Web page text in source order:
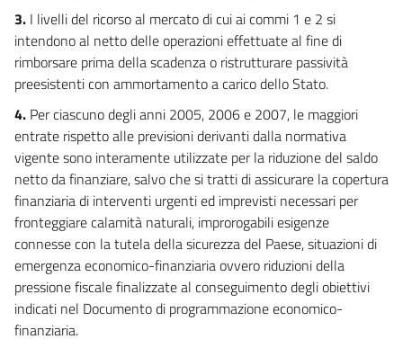
3. I livelli del ricorso al mercato di cui ai commi 1 e 2 si
intendono al netto delle operazioni effettuate al fine di
rimborsare prima della scadenza o ristrutturare passività
preesistenti con ammortamento a carico dello Stato.
4. Per ciascuno degli anni 2005, 2006 e 2007, le maggiori
entrate rispetto alle previsioni derivanti dalla normativa
vigente sono interamente utilizzate per la riduzione del saldo
netto da finanziare, salvo che si tratti di assicurare la copertura
finanziaria di interventi urgenti ed imprevisti necessari per
fronteggiare calamità naturali, improrogabili esigenze
connesse con la tutela della sicurezza del Paese, situazioni di
emergenza economico-finanziaria ovvero riduzioni della
pressione fiscale finalizzate al conseguimento degli obiettivi
indicati nel Documento di programmazione economico-
finanziaria.